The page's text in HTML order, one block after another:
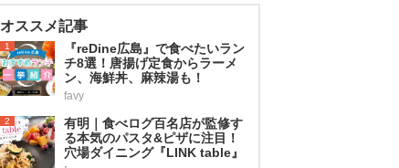
オススメ記事
1
『reDine広島』で食べたいラン
チ8選！唐揚げ定食からラーメ
ン、海鮮丼、麻辣湯も！
favy
2
有明｜食べログ百名店が監修す
る本気のパスタ&ピザに注目！
穴場ダイニング『LINK table』